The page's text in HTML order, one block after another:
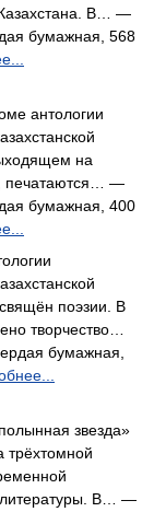
В… —
бумажная, 568
антологии
на
печатаются… —
бумажная, 400
поэзии. В
творчество…
бумажная,
звезда»
трёхтомной
литературы. В… —